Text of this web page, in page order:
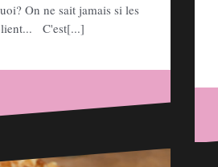
On ne sait jamais si les
C'est[...]